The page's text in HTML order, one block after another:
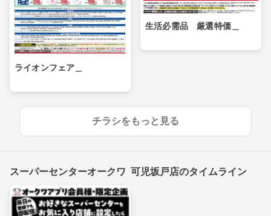
ライオンフェア＿
生活必需品 厳選特価＿
チラシをもっと見る
スーパーセンターオークワ 可児坂戸店のタイムライン